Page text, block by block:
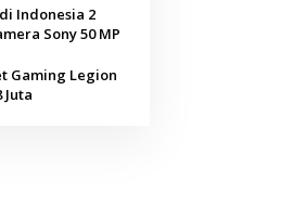
Indonesia 2
Sony 50 MP
Gaming Legion